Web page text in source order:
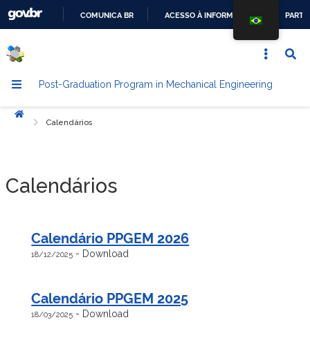
CONTENT
COMUNICA BR ACESSO À INFORMAÇÃO
Post-Graduation Program in Mechanical Engineering
Início
Calendários
Calendários
Calendário PPGEM 2026
18/12/2025 - Download
Calendário PPGEM 2025
18/03/2025 - Download